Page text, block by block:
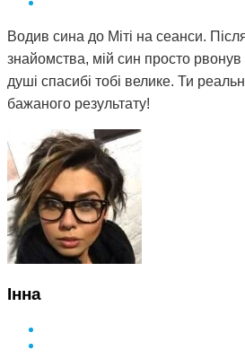
Водив сина до Міті на сеанси.
знайомства, мій син просто
душі спасибі тобі велике. Ти
бажаного результату!
Інна